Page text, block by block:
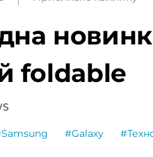
foldable
#Galaxy